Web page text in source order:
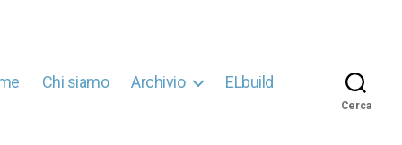
Chi siamo Archivio ELbuild
Cerca